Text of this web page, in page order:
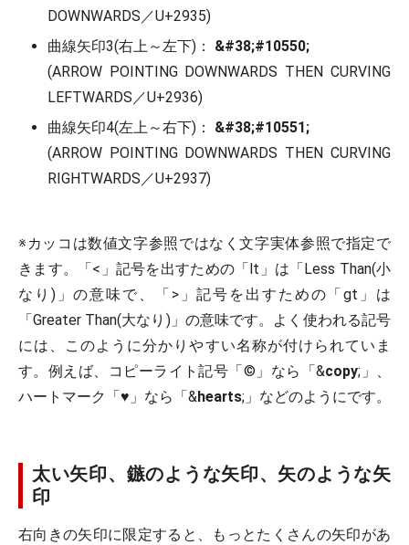
DOWNWARDS／U+2935)
曲線矢印3(右上～左下)： &#38;#10550;
(ARROW POINTING DOWNWARDS THEN CURVING
LEFTWARDS／U+2936)
曲線矢印4(左上～右下)： &#38;#10551;
(ARROW POINTING DOWNWARDS THEN CURVING
RIGHTWARDS／U+2937)
※カッコは数値文字参照ではなく文字実体参照で指定で
きます。「<」記号を出すための「lt」は「Less Than(小
なり)」の意味で、「>」記号を出すための「gt」は
「Greater Than(大なり)」の意味です。よく使われる記号
には、このように分かりやすい名称が付けられていま
す。例えば、コピーライト記号「©」なら「&copy;」、
ハートマーク「♥」なら「&hearts;」などのようにです。
太い矢印、鏃のような矢印、矢のような矢
印
右向きの矢印に限定すると、もっとたくさんの矢印があ